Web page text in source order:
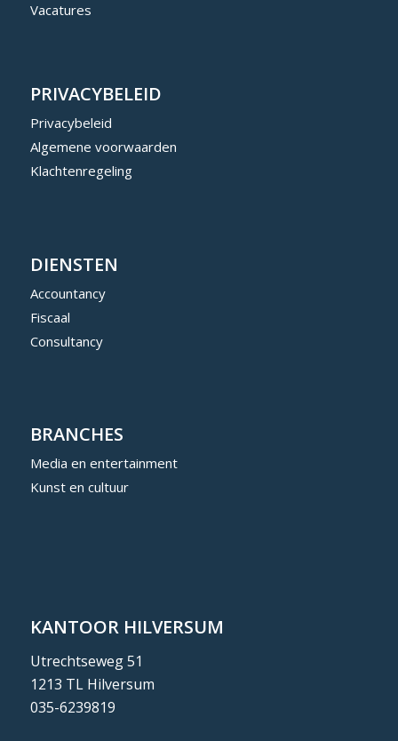
Vacatures
PRIVACYBELEID
Privacybeleid
Algemene voorwaarden
Klachtenregeling
DIENSTEN
Accountancy
Fiscaal
Consultancy
BRANCHES
Media en entertainment
Kunst en cultuur
KANTOOR HILVERSUM
Utrechtseweg 51
1213 TL Hilversum
035-6239819